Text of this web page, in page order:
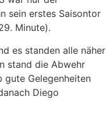
sein erstes Saisontor
Minute).
es standen alle näher
stand die Abwehr
gute Gelegenheiten
Diego